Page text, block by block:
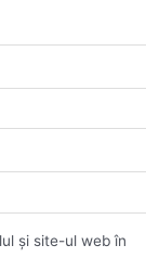
și site-ul web în